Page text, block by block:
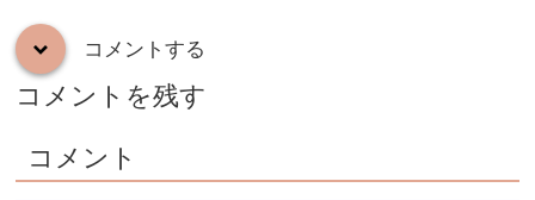
down コメントする
コメントを残す
コメント